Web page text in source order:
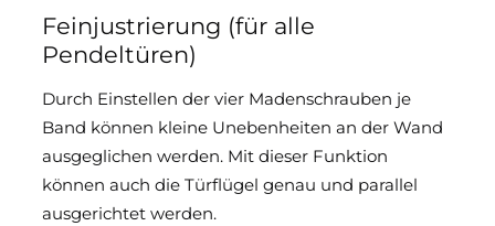
Feinjustrierung (für alle
Pendeltüren)
Durch Einstellen der vier Madenschrauben je
Band können kleine Unebenheiten an der Wand
ausgeglichen werden. Mit dieser Funktion
können auch die Türflügel genau und parallel
ausgerichtet werden.